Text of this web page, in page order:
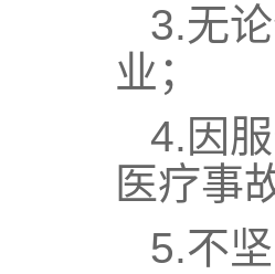
3.无
业；
4. 因
医疗事
5.不